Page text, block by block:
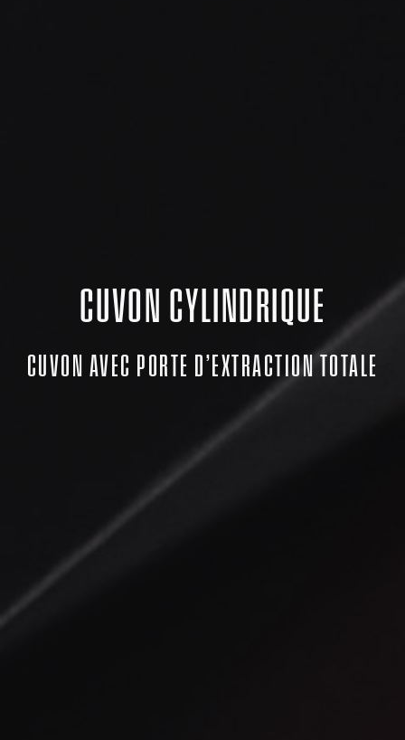
CUVON CYLINDRIQUE
CUVON AVEC PORTE D’EXTRACTION TOTALE